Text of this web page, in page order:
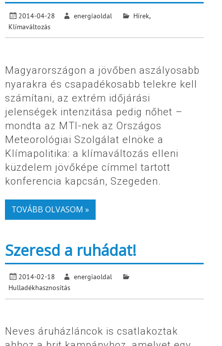
2014-04-28 energiaoldal Hírek,
Klímaváltozás
Magyarországon a jövőben aszályosabb
nyarakra és csapadékosabb telekre kell
számítani, az extrém időjárási
jelenségek intenzitása pedig nőhet –
mondta az MTI-nek az Országos
Meteorológiai Szolgálat elnöke a
Klímapolitika: a klímaváltozás elleni
küzdelem jövőképe címmel tartott
konferencia kapcsán, Szegeden.
TOVÁBB OLVASOM »
Szeresd a ruhádat!
2014-02-18
energiaoldal
Hulladékhasznosítás
Neves áruházláncok is csatlakoztak